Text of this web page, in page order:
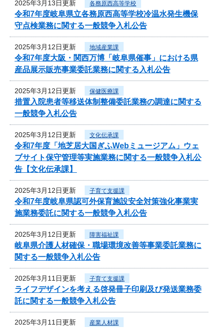
2025年3月13日更新 各務原西高等学校
令和7年度岐阜県立各務原西高等学校冷温水発生機保
守点検業務に関する一般競争入札公告
2025年3月12日更新 地域産業課
令和7年度大阪・関西万博「岐阜県催事」における県
産品展示販売事業委託業務に関する入札公告
2025年3月12日更新 保健医療課
措置入院患者等移送体制整備委託業務の調達に関する
一般競争入札公告
2025年3月12日更新 文化伝承課
令和7年度「地芝居大国ぎふWebミュージアム」ウェ
ブサイト保守管理等実施業務に関する一般競争入札公
告【文化伝承課】
2025年3月12日更新 子育て支援課
令和7年度岐阜県認可外保育施設安全対策強化事業実
施業務委託に関する一般競争入札公告
2025年3月12日更新 障害福祉課
岐阜県介護人材確保・職場環境改善等事業委託業務に
関する一般競争入札公告
2025年3月11日更新 子育て支援課
ライフデザインを考える啓発冊子印刷及び発送業務委
託に関する一般競争入札公告
2025年3月11日更新 産業人材課